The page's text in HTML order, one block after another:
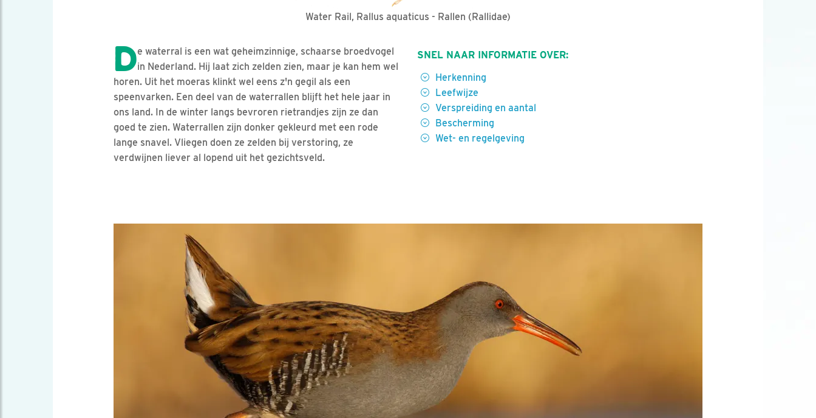
Water Rail, Rallus aquaticus - Rallen (Rallidae)
De waterral is een wat geheimzinnige, schaarse broedvogel
in Nederland. Hij laat zich zelden zien, maar je kan hem wel
horen. Uit het moeras klinkt wel eens z'n gegil als een
speenvarken. Een deel van de waterrallen blijft het hele jaar in
ons land. In de winter langs bevroren rietrandjes zijn ze dan
goed te zien. Waterrallen zijn donker gekleurd met een rode
lange snavel. Vliegen doen ze zelden bij verstoring, ze
verdwijnen liever al lopend uit het gezichtsveld.
SNEL NAAR INFORMATIE OVER:
Herkenning
Leefwijze
Verspreiding en aantal
Bescherming
Wet- en regelgeving